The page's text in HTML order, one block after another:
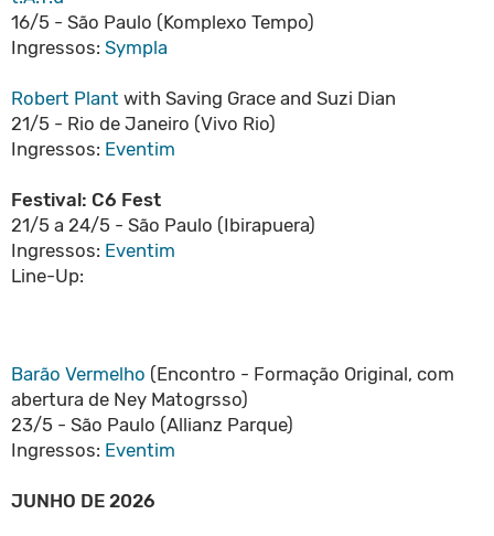
16/5 - São Paulo (Komplexo Tempo)
Ingressos: Sympla
Robert Plant with Saving Grace and Suzi Dian
21/5 - Rio de Janeiro (Vivo Rio)
Ingressos: Eventim
Festival: C6 Fest
21/5 a 24/5 - São Paulo (Ibirapuera)
Ingressos: Eventim
Line-Up:
Barão Vermelho (Encontro - Formação Original, com
abertura de Ney Matogrsso)
23/5 - São Paulo (Allianz Parque)
Ingressos: Eventim
JUNHO DE 2026